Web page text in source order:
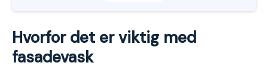
unngå høytrykksspyler for å unngå skade
på bygningen. Vask ved temperaturer
over fem grader og ikke i direkte sollys.
Hvorfor det er viktig med
fasadevask